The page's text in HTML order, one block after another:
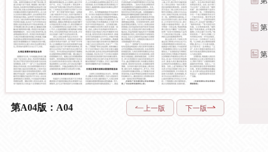
第A04版：A04 上一版 下一版